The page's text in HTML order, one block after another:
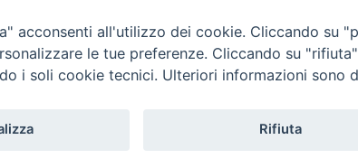
- Vita Trentina Editrice
acconsenti all'utilizzo dei cookie. Cliccando su
le tue preferenze. Cliccando su
i soli cookie tecnici. Ulteriori informazioni sono
Rifiuta